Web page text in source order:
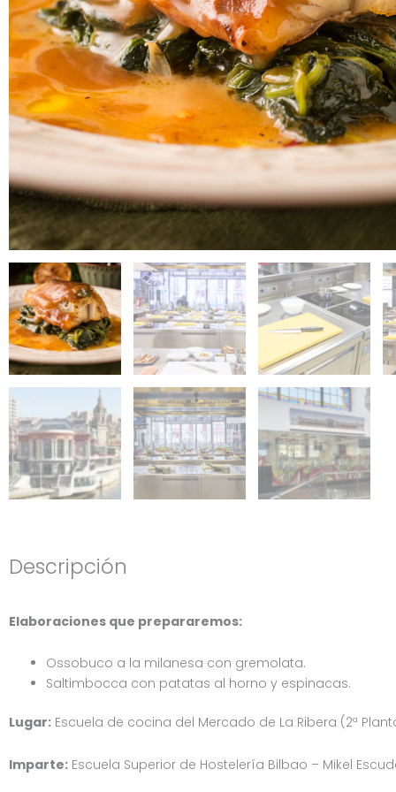
Descripción
Elaboraciones que prepararemos:
Ossobuco a la milanesa con gremolata.
Saltimbocca con patatas al horno y espinacas.
Lugar: Escuela de cocina del Mercado de La Ribera (2ª
Imparte: Escuela Superior de Hostelería Bilbao – Mikel